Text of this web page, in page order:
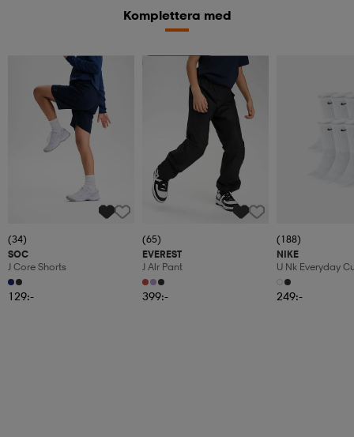
Komplettera med
(34)
SOC
J Core Shorts
129:-
Kampanj -25%
(65)
EVEREST
J Alr Pant
399:-
(188)
NIKE
U Nk Everyday
6pr-Bd
249:-